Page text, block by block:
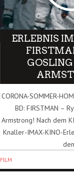
ERLEBNIS
CORONA-SOMMER-
BD: FIRSTMAN –
Armstrong! Nach dem
Knaller-IMAX-KINO-
FILM